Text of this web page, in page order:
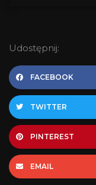
Udostępnij:
FACEBOOK
TWITTER
PINTEREST
EMAIL